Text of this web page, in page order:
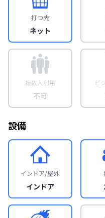
打つ先
ネット
複数人利用
不可
ビ
設備
インドア/屋外
インドア